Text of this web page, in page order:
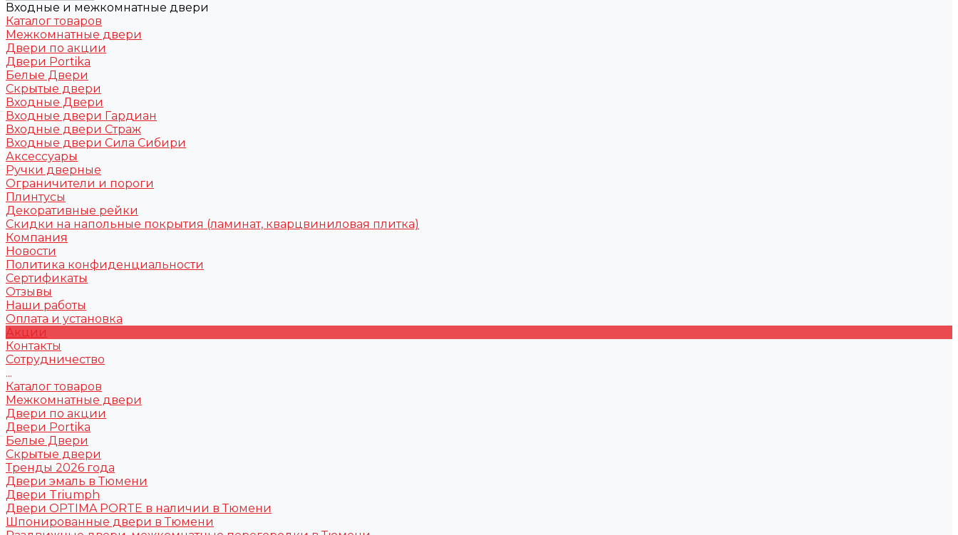
Входные и межкомнатные двери
Каталог товаров
Межкомнатные двери
Двери по акции
Двери Portika
Белые Двери
Скрытые двери
Входные Двери
Входные двери Гардиан
Входные двери Страж
Входные двери Сила Сибири
Аксессуары
Ручки дверные
Ограничители и пороги
Плинтусы
Декоративные рейки
Скидки на напольные покрытия (ламинат, кварцвиниловая плитка)
Компания
Новости
Политика конфиденциальности
Сертификаты
Отзывы
Наши работы
Оплата и установка
Акции
Контакты
Сотрудничество
...
Каталог товаров
Межкомнатные двери
Двери по акции
Двери Portika
Белые Двери
Скрытые двери
Тренды 2026 года
Двери эмаль в Тюмени
Двери Triumph
Двери OPTIMA PORTE в наличии в Тюмени
Шпонированные двери в Тюмени